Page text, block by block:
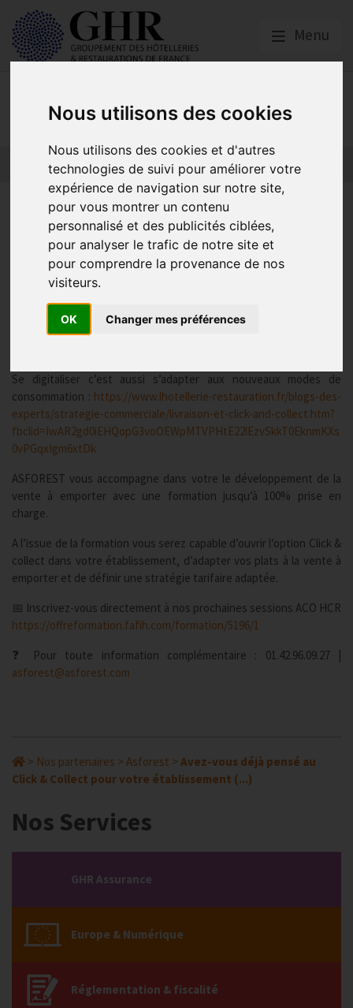
Nous utilisons des cookies
Nous utilisons des cookies et d'autres
technologies de suivi pour améliorer votre
expérience de navigation sur notre site,
pour vous montrer un contenu
personnalisé et des publicités ciblées,
pour analyser le trafic de notre site et
pour comprendre la provenance de nos
visiteurs.
OK Changer mes préférences
Menu
Nos partenaires
L’actualité des partenaires Nos partenaires
Avez-vous déjà pensé au Click
& Collect pour votre
établissement ?
Asforest
Se digitaliser c’est aussi s’adapter aux nouveaux modes de
consommation : https://www.lhotellerie-restauration.fr/blogs-des-
experts/strategie-commerciale/livraison-et-click-and-collect.htm?
fbclid=IwAR2gd0iEHQopG3voOEWpMTVPHtE22lEzvSkkT0EknmKXs
0vPGqxIgm6xtDk
ASFOREST vous accompagne dans votre le développement de la
vente à emporter avec une formation jusqu’à 100% prise en
charge.
A l’issue de la formation vous serez capable d’ouvrir l’option Click &
collect dans votre établissement, d’adapter vos plats à la vente à
emporter et de définir une stratégie tarifaire adaptée.
📅 Inscrivez-vous directement à nos prochaines sessions ACO HCR
https://offreformation.fafih.com/formation/5196/1
❓ Pour toute information complémentaire : 01.42.96.09.27 |
asforest@asforest.com
> Nos partenaires > Asforest > Avez-vous déjà pensé au
Click & Collect pour votre établissement (...)
Nos Services
GHR Assurance
Europe & Numérique
Réglementation & fiscalité